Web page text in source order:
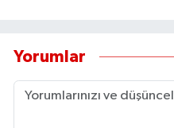
Yorumlar